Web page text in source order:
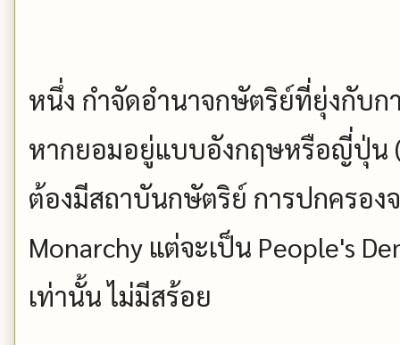
หนึ่ง กำจัดอำนาจกษัตริย์ที่ยุ่งกับก
หากยอมอยู่แบบอังกฤษหรือญี่ปุ่น (
ต้องมีสถาบันกษัตริย์ การปกครอง
Monarchy แต่จะเป็น People's
เท่านั้น ไม่มีสร้อย